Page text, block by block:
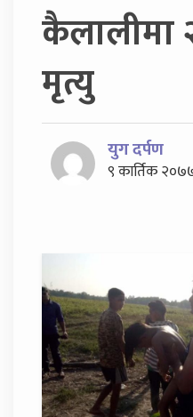
कैलालीमा
मृत्यु
युग दर्पण
९ कार्तिक